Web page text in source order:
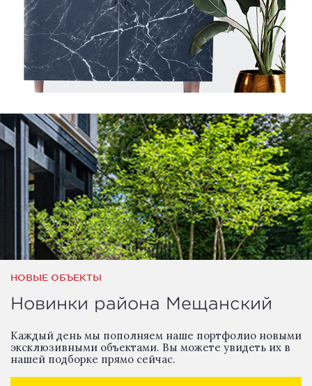
НОВЫЕ ОБЪЕКТЫ
Новинки района Мещанский
Каждый день мы пополняем наше портфолио новыми
эксклюзивными объектами. Вы можете увидеть их в
нашей подборке прямо сейчас.